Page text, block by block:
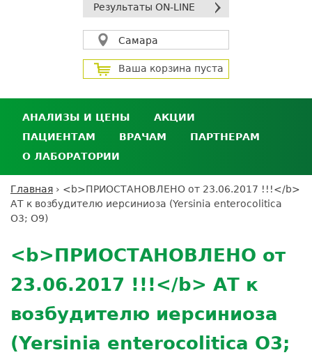
Результаты ON-LINE
Самара
Ваша корзина пуста
АНАЛИЗЫ И ЦЕНЫ
Анализы и цены
Где сдать анализы
Выезд на дом
Подготовка к анализам
АКЦИИ
ПАЦИЕНТАМ
Личный кабинет пациента
Дисконтная программа
ДМС
Усиление профилактических мер для
безопасности пациентов
Налоговый вычет
ВРАЧАМ
Сотрудничество
Экскурсия в
ПАРТНЕРАМ
кабинет
партнёра
лабораторию
О ЛАБОРАТОРИИ
Контроль качества
Вакансии
Документы
Вы
здесь
Главная › <b>ПРИОСТАНОВЛЕНО от 23.06.2017 !!!</b>
АТ к возбудителю иерсиниоза (Yersinia enterocolitica
O3; О9)
top
<b>ПРИОСТАНОВЛЕНО от
23.06.2017 !!!</b> АТ к
возбудителю иерсиниоза
(Yersinia enterocolitica O3;